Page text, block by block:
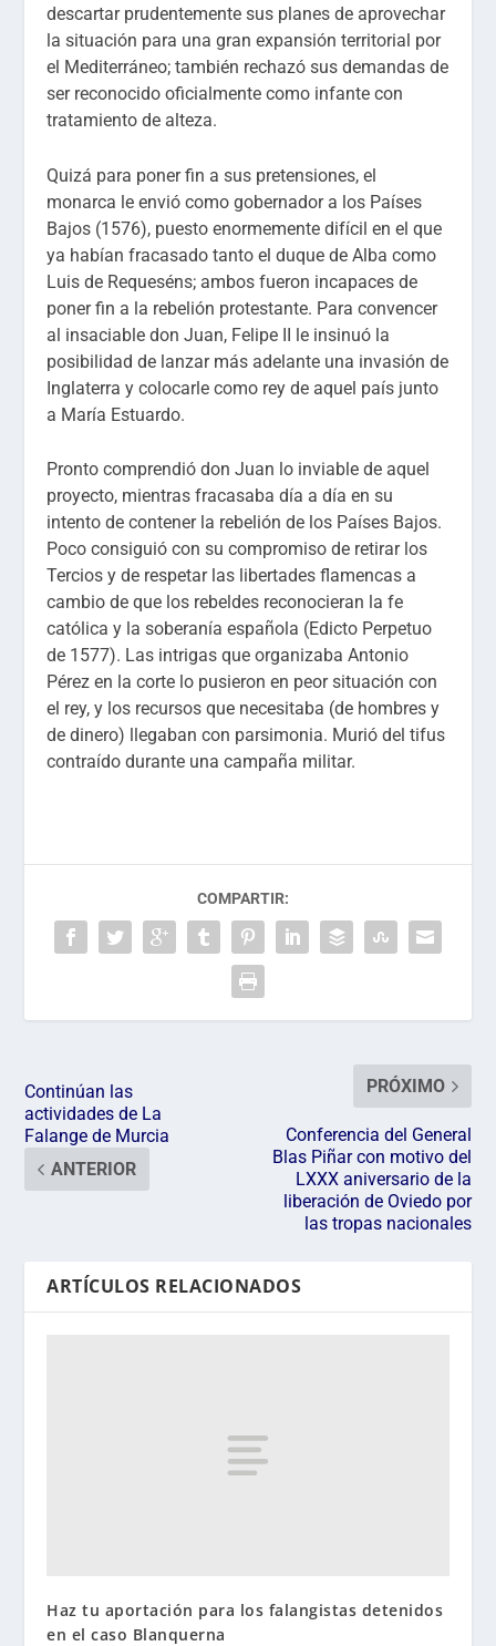
descartar prudentemente sus planes de aprovechar
la situación para una gran expansión territorial por
el Mediterráneo; también rechazó sus demandas de
ser reconocido oficialmente como infante con
tratamiento de alteza.
Quizá para poner fin a sus pretensiones, el
monarca le envió como gobernador a los Países
Bajos (1576), puesto enormemente difícil en el que
ya habían fracasado tanto el duque de Alba como
Luis de Requeséns; ambos fueron incapaces de
poner fin a la rebelión protestante. Para convencer
al insaciable don Juan, Felipe II le insinuó la
posibilidad de lanzar más adelante una invasión de
Inglaterra y colocarle como rey de aquel país junto
a María Estuardo.
Pronto comprendió don Juan lo inviable de aquel
proyecto, mientras fracasaba día a día en su
intento de contener la rebelión de los Países Bajos.
Poco consiguió con su compromiso de retirar los
Tercios y de respetar las libertades flamencas a
cambio de que los rebeldes reconocieran la fe
católica y la soberanía española (Edicto Perpetuo
de 1577). Las intrigas que organizaba Antonio
Pérez en la corte lo pusieron en peor situación con
el rey, y los recursos que necesitaba (de hombres y
de dinero) llegaban con parsimonia. Murió del tifus
contraído durante una campaña militar.
COMPARTIR:
Continúan las
actividades de La
Falange de Murcia
ANTERIOR
PRÓXIMO
Conferencia del General
Blas Piñar con motivo del
LXXX aniversario de la
liberación de Oviedo por
las tropas nacionales
ARTÍCULOS RELACIONADOS
Haz tu aportación para los falangistas detenidos
en el caso Blanquerna